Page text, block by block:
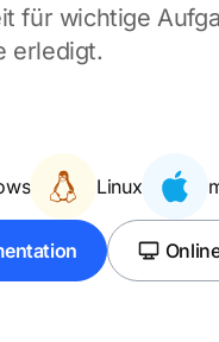
für wichtige
erledigt.
Linux